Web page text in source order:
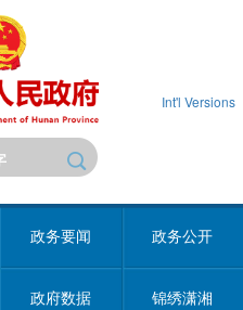
Int'l Versions
政务要闻 政务公开
政府数据 锦绣潇湘